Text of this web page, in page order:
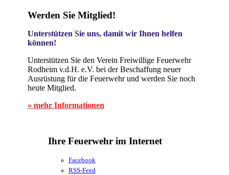
Werden Sie Mitglied!
Unterstützen Sie uns, damit wir Ihnen helfen
können!
Unterstützen Sie den Verein Freiwillige Feuerwehr
Rodheim v.d.H. e.V. bei der Beschaffung neuer
Ausrüstung für die Feuerwehr und werden Sie noch
heute Mitglied.
» mehr Informationen
Ihre Feuerwehr im Internet
Facebook
RSS-Feed